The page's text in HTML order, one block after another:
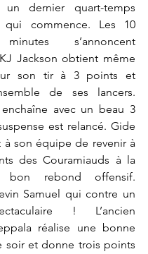
un dernier quart-temps
qui commence. Les 10
s’annoncent
Jackson obtient même
son tir à 3 points et
de ses lancers.
avec un beau 3
est relancé. Gide
à son équipe de revenir à
des Couramiauds à la
bon rebond offensif.
Samuel qui contre un
! L’ancien
réalise une bonne
soir et donne trois points